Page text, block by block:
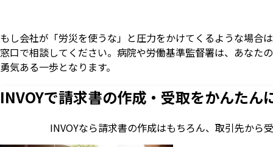
もし会社が「労災を使うな」と圧力をかけてくるような場合
窓口で相談してください。病院や労働基準監督署は、あなた
勇気ある一歩となります。
INVOYで請求書の作成・ 受取をかんたん
INVOYなら請求書の作成はもちろん、 取引先から